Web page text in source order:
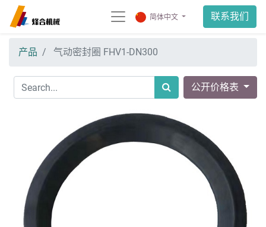
简体中文 联系我们
产品 气动密封圈 FHV1-DN300
公开价格表